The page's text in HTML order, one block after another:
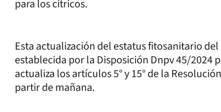
para los cítricos.
Esta actualización del estatus fitosanitario
establecida por la Disposición Dnpv 45/2024
actualiza los artículos 5° y 15° de la
partir de mañana.